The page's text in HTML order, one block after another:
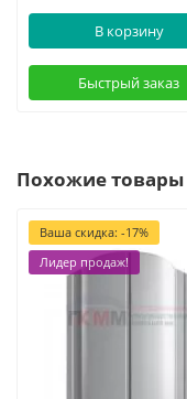
В корзину
Быстрый заказ
Похожие товары
Ваша скидка: -17%
Лидер продаж!